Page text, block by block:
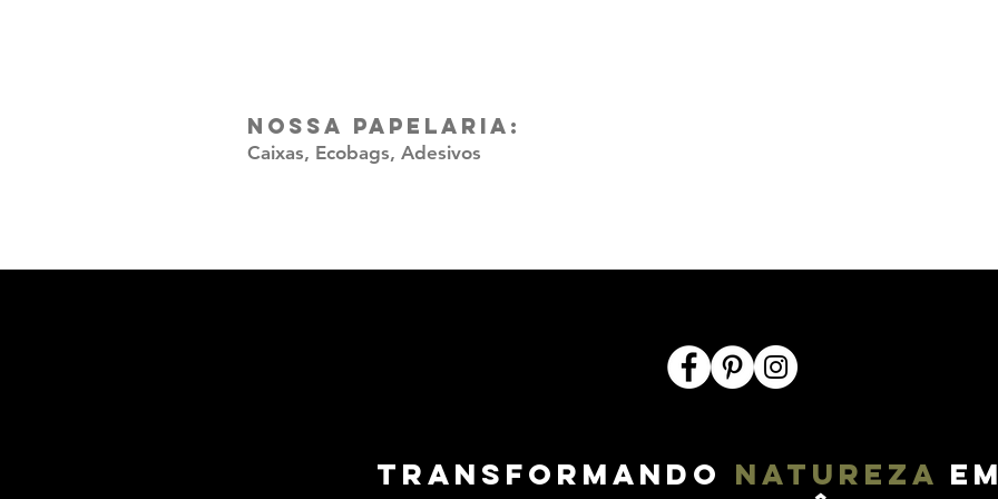
Nossa Papelaria:
Caixas, Ecobags, Adesivos
Transformando natureza